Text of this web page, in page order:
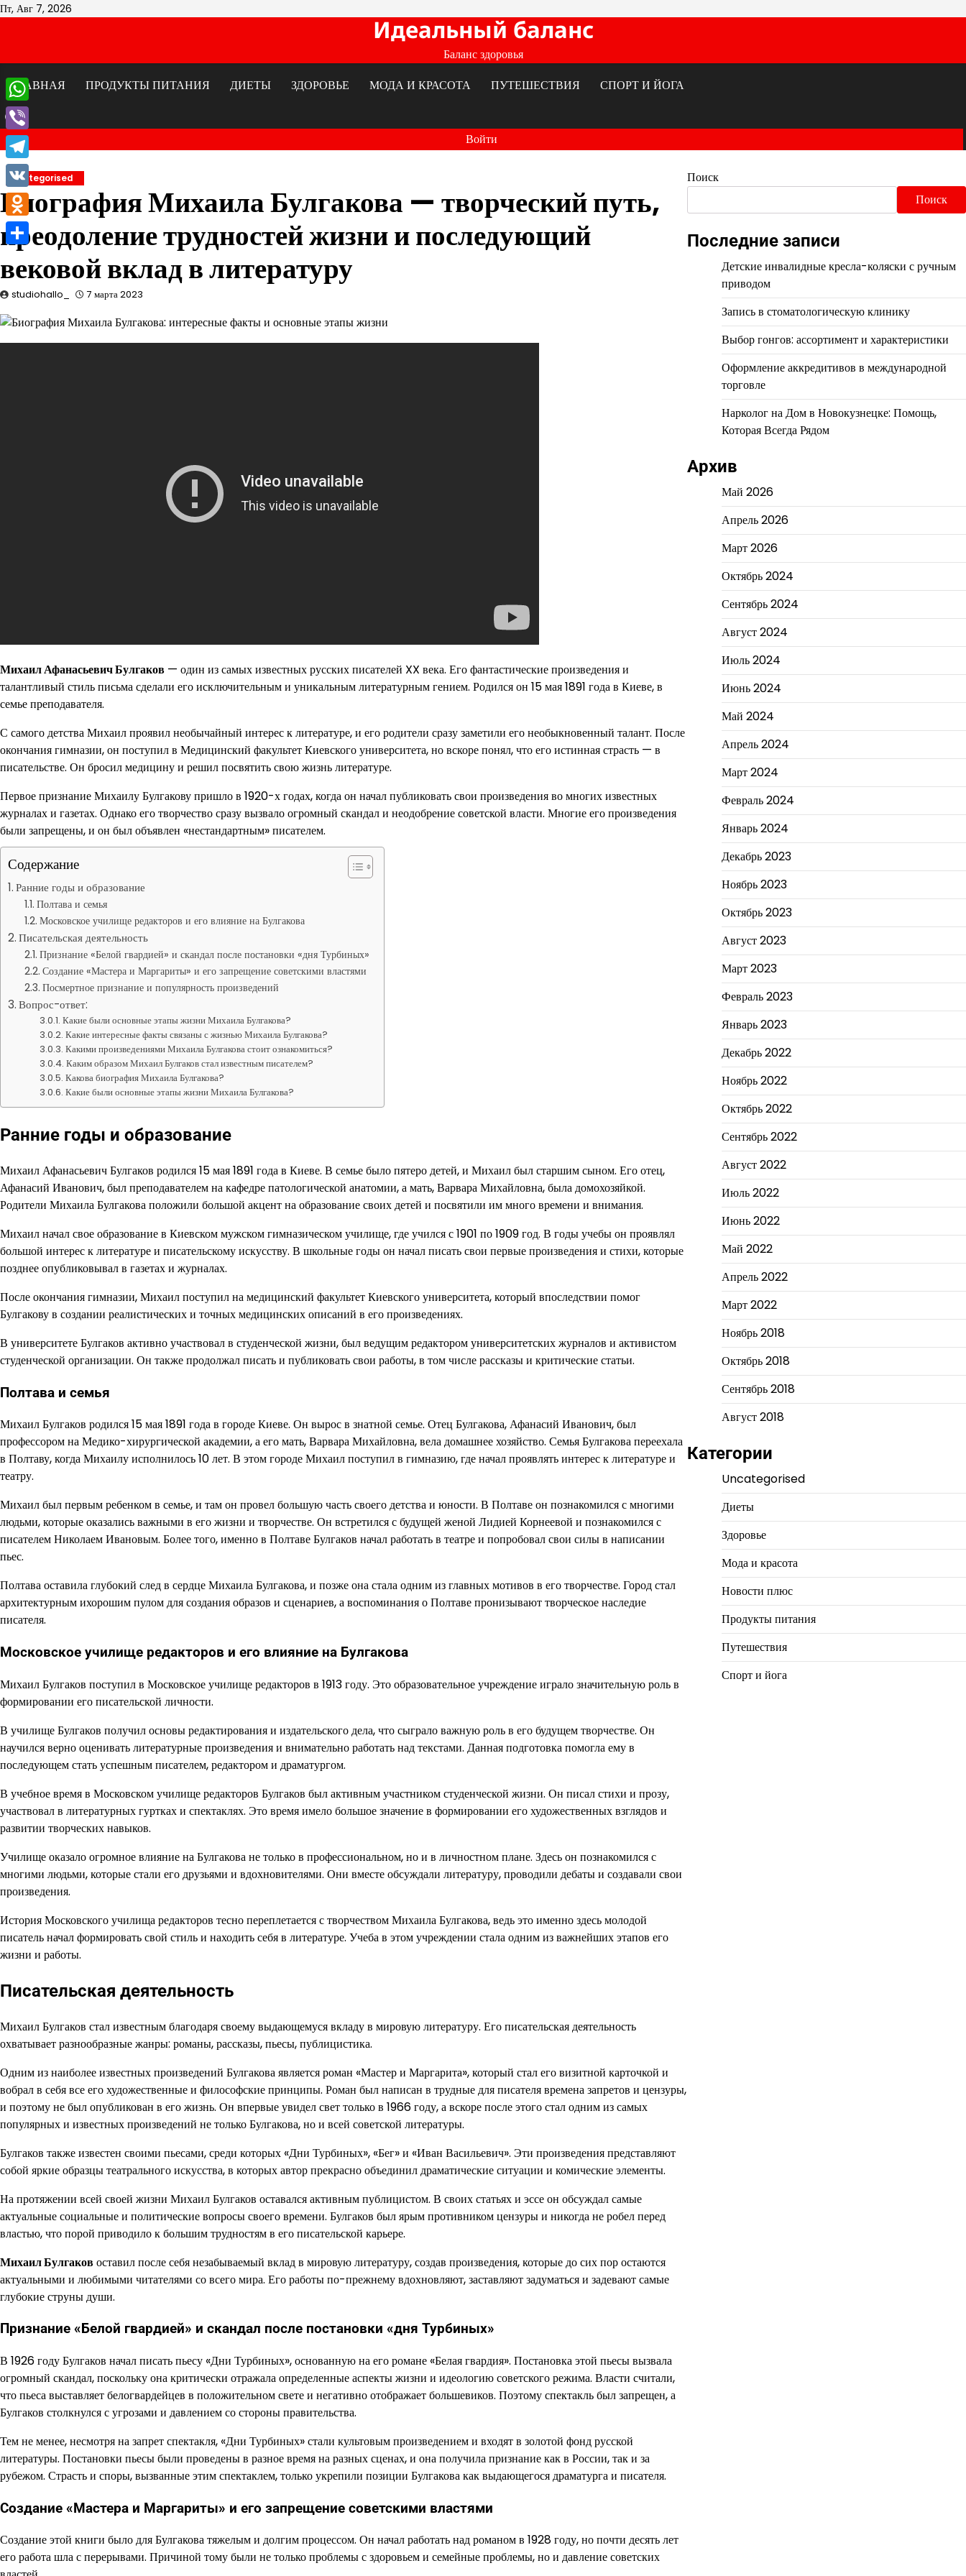
Перейти
Пт, Авг 7, 2026
Идеальный баланс
Баланс здоровья
ГЛАВНАЯ
ПРОДУКТЫ ПИТАНИЯ ДИЕТЫ ЗДОРОВЬЕ МОДА И КРАСОТА ПУТЕШЕСТВИЯ СПОРТ И ЙОГА
Войти
Uncategorised
Биография Михаила Булгакова — творческий путь,
преодоление трудностей жизни и последующий
вековой вклад в литературу
studiohallo_ 7 марта 2023
Михаил Афанасьевич Булгаков — один из самых известных русских писателей XX века. Его фантастические произведения и
талантливый стиль письма сделали его исключительным и уникальным литературным гением. Родился он 15 мая 1891 года в Киеве, в
семье преподавателя.
С самого детства Михаил проявил необычайный интерес к литературе, и его родители сразу заметили его необыкновенный талант. После
окончания гимназии, он поступил в Медицинский факультет Киевского университета, но вскоре понял, что его истинная страсть — в
писательстве. Он бросил медицину и решил посвятить свою жизнь литературе.
Первое признание Михаилу Булгакову пришло в 1920-х годах, когда он начал публиковать свои произведения во многих известных
журналах и газетах. Однако его творчество сразу вызвало огромный скандал и неодобрение советской власти. Многие его произведения
были запрещены, и он был объявлен «нестандартным» писателем.
Содержание
Ранние годы и образование
Полтава и семья
Московское училище редакторов и его влияние на Булгакова
Писательская деятельность
Признание «Белой гвардией» и скандал после постановки «дня Турбиных»
Создание «Мастера и Маргариты» и его запрещение советскими властями
Посмертное признание и популярность произведений
Вопрос-ответ:
Какие были основные этапы жизни Михаила Булгакова?
Какие интересные факты связаны с жизнью Михаила Булгакова?
Какими произведениями Михаила Булгакова стоит ознакомиться?
Каким образом Михаил Булгаков стал известным писателем?
Какова биография Михаила Булгакова?
Какие были основные этапы жизни Михаила Булгакова?
Ранние годы и образование
Михаил Афанасьевич Булгаков родился 15 мая 1891 года в Киеве. В семье было пятеро детей, и Михаил был старшим сыном. Его отец,
Афанасий Иванович, был преподавателем на кафедре патологической анатомии, а мать, Варвара Михайловна, была домохозяйкой.
Родители Михаила Булгакова положили большой акцент на образование своих детей и посвятили им много времени и внимания.
Михаил начал свое образование в Киевском мужском гимназическом училище, где учился с 1901 по 1909 год. В годы учебы он проявлял
большой интерес к литературе и писательскому искусству. В школьные годы он начал писать свои первые произведения и стихи, которые
позднее опубликовывал в газетах и журналах.
После окончания гимназии, Михаил поступил на медицинский факультет Киевского университета, который впоследствии помог
Булгакову в создании реалистических и точных медицинских описаний в его произведениях.
В университете Булгаков активно участвовал в студенческой жизни, был ведущим редактором университетских журналов и активистом
студенческой организации. Он также продолжал писать и публиковать свои работы, в том числе рассказы и критические статьи.
Полтава и семья
Михаил Булгаков родился 15 мая 1891 года в городе Киеве. Он вырос в знатной семье. Отец Булгакова, Афанасий Иванович, был
профессором на Медико-хирургической академии, а его мать, Варвара Михайловна, вела домашнее хозяйство. Семья Булгакова переехала
в Полтаву, когда Михаилу исполнилось 10 лет. В этом городе Михаил поступил в гимназию, где начал проявлять интерес к литературе и
театру.
Михаил был первым ребенком в семье, и там он провел большую часть своего детства и юности. В Полтаве он познакомился с многими
людьми, которые оказались важными в его жизни и творчестве. Он встретился с будущей женой Лидией Корнеевой и познакомился с
писателем Николаем Ивановым. Более того, именно в Полтаве Булгаков начал работать в театре и попробовал свои силы в написании
пьес.
Полтава оставила глубокий след в сердце Михаила Булгакова, и позже она стала одним из главных мотивов в его творчестве. Город стал
архитектурным ихорошим пулом для создания образов и сценариев, а воспоминания о Полтаве пронизывают творческое наследие
писателя.
Московское училище редакторов и его влияние на Булгакова
Михаил Булгаков поступил в Московское училище редакторов в 1913 году. Это образовательное учреждение играло значительную роль в
формировании его писательской личности.
В училище Булгаков получил основы редактирования и издательского дела, что сыграло важную роль в его будущем творчестве. Он
научился верно оценивать литературные произведения и внимательно работать над текстами. Данная подготовка помогла ему в
последующем стать успешным писателем, редактором и драматургом.
В учебное время в Московском училище редакторов Булгаков был активным участником студенческой жизни. Он писал стихи и прозу,
участвовал в литературных гуртках и спектаклях. Это время имело большое значение в формировании его художественных взглядов и
развитии творческих навыков.
Училище оказало огромное влияние на Булгакова не только в профессиональном, но и в личностном плане. Здесь он познакомился с
многими людьми, которые стали его друзьями и вдохновителями. Они вместе обсуждали литературу, проводили дебаты и создавали свои
произведения.
История Московского училища редакторов тесно переплетается с творчеством Михаила Булгакова, ведь это именно здесь молодой
писатель начал формировать свой стиль и находить себя в литературе. Учеба в этом учреждении стала одним из важнейших этапов его
жизни и работы.
Писательская деятельность
Михаил Булгаков стал известным благодаря своему выдающемуся вкладу в мировую литературу. Его писательская деятельность
охватывает разнообразные жанры: романы, рассказы, пьесы, публицистика.
Одним из наиболее известных произведений Булгакова является роман «Мастер и Маргарита», который стал его визитной карточкой и
вобрал в себя все его художественные и философские принципы. Роман был написан в трудные для писателя времена запретов и цензуры,
и поэтому не был опубликован в его жизнь. Он впервые увидел свет только в 1966 году, а вскоре после этого стал одним из самых
популярных и известных произведений не только Булгакова, но и всей советской литературы.
Булгаков также известен своими пьесами, среди которых «Дни Турбиных», «Бег» и «Иван Васильевич». Эти произведения представляют
собой яркие образцы театрального искусства, в которых автор прекрасно объединил драматические ситуации и комические элементы.
На протяжении всей своей жизни Михаил Булгаков оставался активным публицистом. В своих статьях и эссе он обсуждал самые
актуальные социальные и политические вопросы своего времени. Булгаков был ярым противником цензуры и никогда не робел перед
властью, что порой приводило к большим трудностям в его писательской карьере.
Михаил Булгаковоставил после себя незабываемый вклад в мировую литературу, создав произведения, которые до сих пор остаются
актуальными и любимыми читателями со всего мира. Его работы по-прежнему вдохновляют, заставляют задуматься и задевают самые
глубокие струны души.
Признание «Белой гвардией» и скандал после постановки «дня Турбиных»
В 1926 году Булгаков начал писать пьесу «Дни Турбиных», основанную на его романе «Белая гвардия». Постановка этой пьесы вызвала
огромный скандал, поскольку она критически отражала определенные аспекты жизни и идеологию советского режима. Власти считали,
что пьеса выставляет белогвардейцев в положительном свете и негативно отображает большевиков. Поэтому спектакль был запрещен, а
Булгаков столкнулся с угрозами и давлением со стороны правительства.
Тем не менее, несмотря на запрет спектакля, «Дни Турбиных» стали культовым произведением и входят в золотой фонд русской
литературы. Постановки пьесы были проведены в разное время на разных сценах, и она получила признание как в России, так и за
рубежом. Страсть и споры, вызванные этим спектаклем, только укрепили позиции Булгакова как выдающегося драматурга и писателя.
Создание «Мастера и Маргариты» и его запрещение советскими властями
Создание этой книги было для Булгакова тяжелым и долгим процессом. Он начал работать над романом в 1928 году, но почти десять лет
его работа шла с перерывами. Причиной тому были не только проблемы с здоровьем и семейные проблемы, но и давление советских
Поиск
Поиск
Последние записи
Детские инвалидные кресла-коляски с ручным
приводом
Запись в стоматологическую клинику
Выбор гонгов: ассортимент и характеристики
Оформление аккредитивов в международной
торговле
Нарколог на Дом в Новокузнецке: Помощь,
Которая Всегда Рядом
Архив
Май 2026
Апрель 2026
Март 2026
Октябрь 2024
Сентябрь 2024
Август 2024
Июль 2024
Июнь 2024
Май 2024
Апрель 2024
Март 2024
Февраль 2024
Январь 2024
Декабрь 2023
Ноябрь 2023
Октябрь 2023
Август 2023
Март 2023
Февраль 2023
Январь 2023
Декабрь 2022
Ноябрь 2022
Октябрь 2022
Сентябрь 2022
Август 2022
Июль 2022
Июнь 2022
Май 2022
Апрель 2022
Март 2022
Ноябрь 2018
Октябрь 2018
Сентябрь 2018
Август 2018
Категории
Uncategorised
Диеты
Здоровье
Мода и красота
Новости плюс
Продукты питания
Путешествия
Спорт и йога
WhatsApp
Viber
Telegram
VK
Odnoklassniki
Отправить